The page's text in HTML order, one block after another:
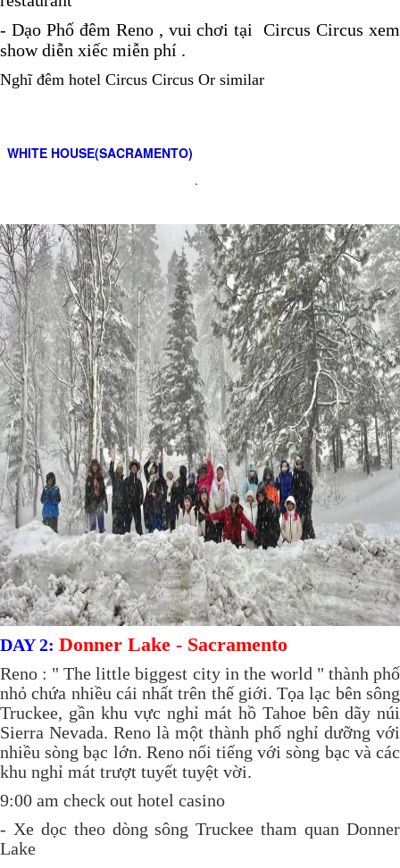
- Dạo Phố đêm Reno , vui chơi tại Circus Circus xem
show diễn xiếc miễn phí .
Nghĩ đêm hotel Circus Circus Or similar
WHITE HOUSE(SACRAMENTO)
.
DAY 2: Donner Lake - Sacramento
Reno : " The little biggest city in the world " thành phố
nhỏ chứa nhiều cái nhất trên thế giới. Tọa lạc bên sông
Truckee, gần khu vực nghỉ mát hồ Tahoe bên dãy núi
Sierra Nevada. Reno là một thành phố nghỉ dưỡng với
nhiều sòng bạc lớn. Reno nổi tiếng với sòng bạc và các
khu nghỉ mát trượt tuyết tuyệt vời.
9:00 am check out hotel casino
- Xe dọc theo dòng sông Truckee tham quan Donner
Lake